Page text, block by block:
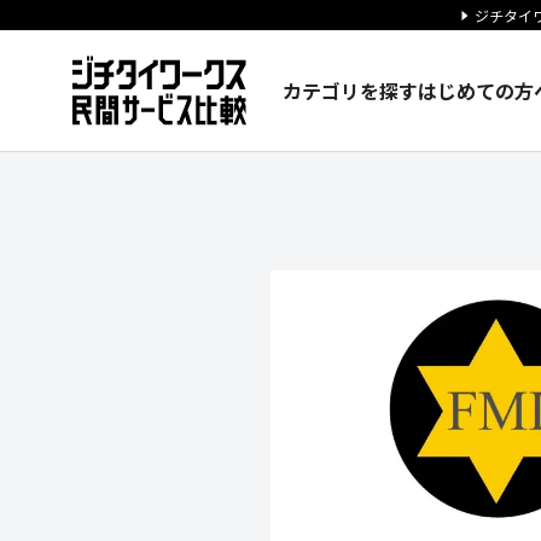
ジチタイ
カテゴリを探すはじめての方